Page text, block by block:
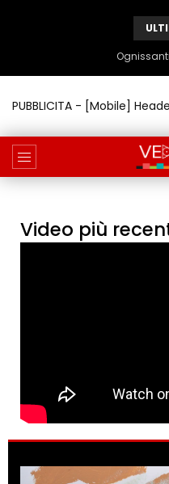
PUBBLICITA - [Mobile]
Video più